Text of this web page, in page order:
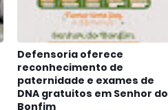
Defensoria oferece
reconhecimento de
paternidade e exames de
DNA gratuitos em Senhor do
Bonfim